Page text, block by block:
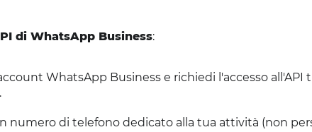
di WhatsApp Business:
WhatsApp Business e richiedi l'accesso all'API
numero di telefono dedicato alla tua attività (non